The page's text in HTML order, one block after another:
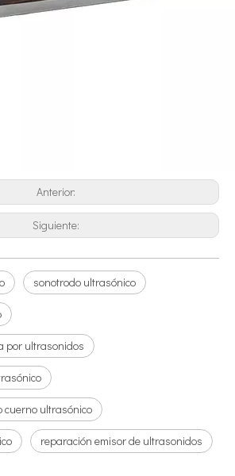
Anterior:
Siguiente:
sonotrodo ultrasónico
por ultrasonidos
cuerno ultrasónico
reparación emisor de ultrasonidos